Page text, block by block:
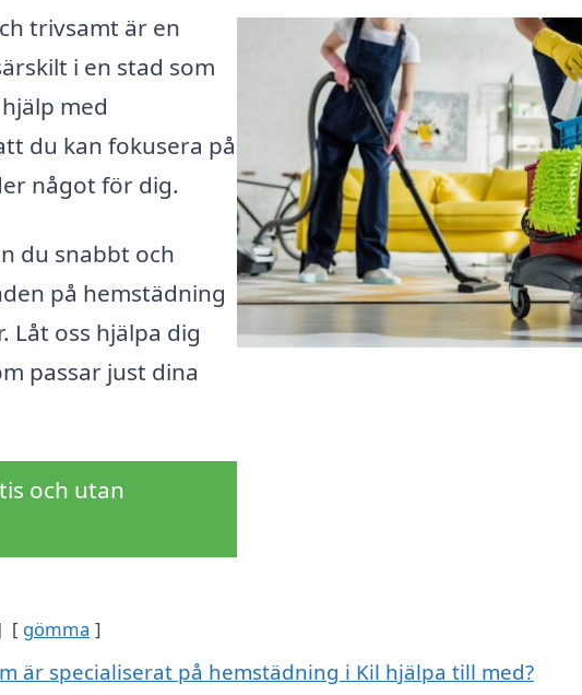
trivsamt är en
i en stad som
med
du kan fokusera på
något för dig.
du snabbt och
på hemstädning
Låt oss hjälpa dig
passar just dina
och utan
gömma
är specialiserat på hemstädning i Kil hjälpa till med?